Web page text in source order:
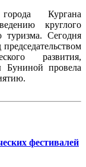
Кургана
круглого
туризма. Сегодня
развития,
Буниной провела
фестивалей